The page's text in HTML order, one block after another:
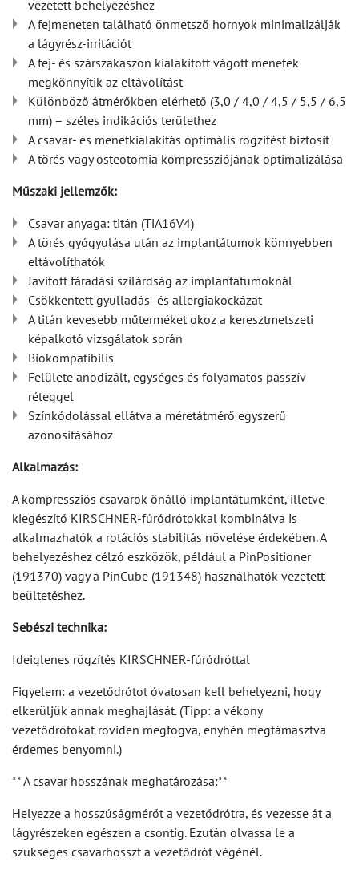
vezetett behelyezéshez
A fejmeneten található önmetsző hornyok minimalizálják
a lágyrész-irritációt
A fej- és szárszakaszon kialakított vágott menetek
megkönnyítik az eltávolítást
Különböző átmérőkben elérhető (3,0 / 4,0 / 4,5 / 5,5 / 6,5
mm) – széles indikációs területhez
A csavar- és menetkialakítás optimális rögzítést biztosít
A törés vagy osteotomia kompressziójának optimalizálása
Műszaki jellemzők:
Csavar anyaga: titán (TiA16V4)
A törés gyógyulása után az implantátumok könnyebben
eltávolíthatók
Javított fáradási szilárdság az implantátumoknál
Csökkentett gyulladás- és allergiakockázat
A titán kevesebb műterméket okoz a keresztmetszeti
képalkotó vizsgálatok során
Biokompatibilis
Felülete anodizált, egységes és folyamatos passzív
réteggel
Színkódolással ellátva a méretátmérő egyszerű
azonosításához
Alkalmazás:
A kompressziós csavarok önálló implantátumként, illetve
kiegészítő KIRSCHNER-fúródrótokkal kombinálva is
alkalmazhatók a rotációs stabilitás növelése érdekében. A
behelyezéshez célzó eszközök, például a PinPositioner
(191370) vagy a PinCube (191348) használhatók vezetett
beültetéshez.
Sebészi technika:
Ideiglenes rögzítés KIRSCHNER-fúródróttal
Figyelem: a vezetődrótot óvatosan kell behelyezni, hogy
elkerüljük annak meghajlását. (Tipp: a vékony
vezetődrótokat röviden megfogva, enyhén megtámasztva
érdemes benyomni.)
** A csavar hosszának meghatározása:**
Helyezze a hosszúságmérőt a vezetődrótra, és vezesse át a
lágyrészeken egészen a csontig. Ezután olvassa le a
szükséges csavarhosszt a vezetődrót végénél.